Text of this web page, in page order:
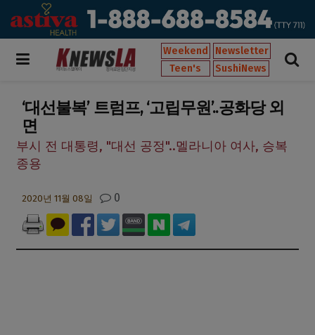
Weekend
Newsletter
Teen's
SushiNews
‘대선불복’ 트럼프, ‘고립무원’..공화당 외
면
부시 전 대통령, "대선 공정"..멜라니아 여사, 승복
종용
2020년 11월 08일 0